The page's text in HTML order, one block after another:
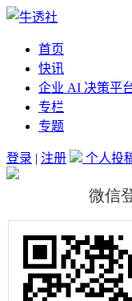
首页
快讯
企业 AI 决策平
专栏
专题
登录 | 注册 个人投